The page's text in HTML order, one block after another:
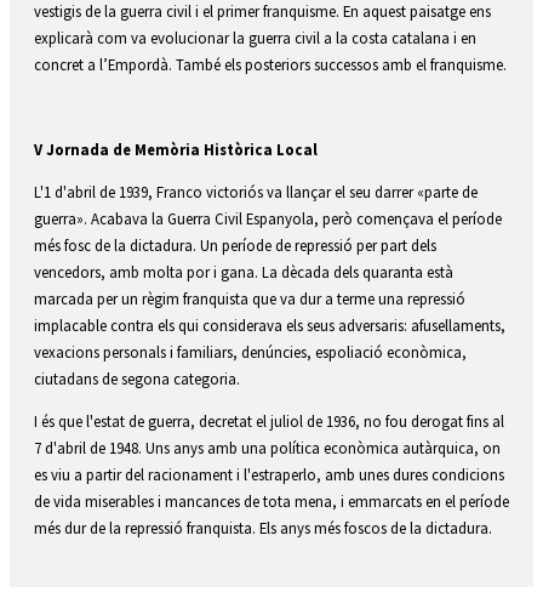
vestigis de la guerra civil i el primer franquisme. En aquest paisatge ens
explicarà com va evolucionar la guerra civil a la costa catalana i en
concret a l’Empordà. També els posteriors successos amb el franquisme.
V Jornada de Memòria Històrica Local
L'1 d'abril de 1939, Franco victoriós va llançar el seu darrer «parte de
guerra». Acabava la Guerra Civil Espanyola, però començava el període
més fosc de la dictadura. Un període de repressió per part dels
vencedors, amb molta por i gana. La dècada dels quaranta està
marcada per un règim franquista que va dur a terme una repressió
implacable contra els qui considerava els seus adversaris: afusellaments,
vexacions personals i familiars, denúncies, espoliació econòmica,
ciutadans de segona categoria.
I és que l'estat de guerra, decretat el juliol de 1936, no fou derogat fins al
7 d'abril de 1948. Uns anys amb una política econòmica autàrquica, on
es viu a partir del racionament i l'estraperlo, amb unes dures condicions
de vida miserables i mancances de tota mena, i emmarcats en el període
més dur de la repressió franquista. Els anys més foscos de la dictadura.